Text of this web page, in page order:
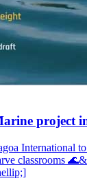
project
International
classrooms